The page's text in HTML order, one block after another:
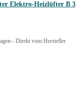
Elektro-Heizlüfter B 3
- Direkt vom Hersteller